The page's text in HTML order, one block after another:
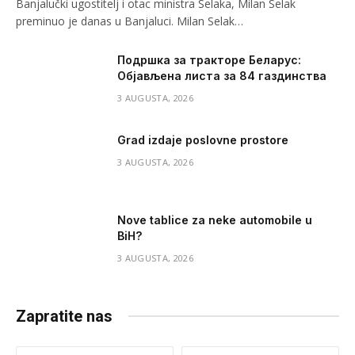
Banjalučki ugostitelj i otac ministra Selaka, Milan Selak
preminuo je danas u Banjaluci. Milan Selak…
Подршка за тракторе Беларус:
Објављена листа за 84 газдинства
3 AUGUSTA, 2026
Grad izdaje poslovne prostore
3 AUGUSTA, 2026
Nove tablice za neke automobile u
BiH?
3 AUGUSTA, 2026
Zapratite nas